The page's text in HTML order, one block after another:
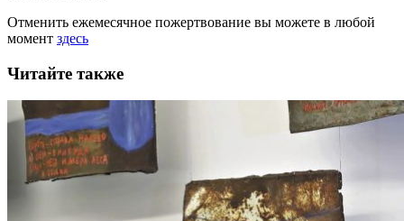
Отменить ежемесячное пожертвование вы можете в любой
момент здесь
Читайте также